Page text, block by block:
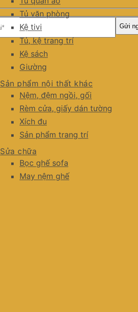
Tủ văn phòng
Kệ tivi
Tủ, kệ trang trí
Kệ sách
Giường
Sản phẩm nội thất khác
Nệm, đệm ngồi, gối
Rèm cửa, giấy dán tường
Xích đu
Sản phẩm trang trí
Sửa chữa
Bọc ghế sofa
May nệm ghế